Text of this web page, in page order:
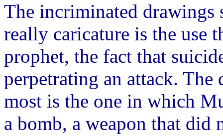
The incriminated drawings
really caricature is the use
prophet, the fact that
perpetrating an attack.
most is the one in which
a bomb, a weapon that did